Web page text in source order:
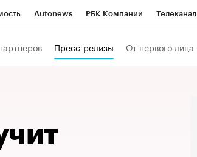
Autonews РБК Компании Телеканал
Пресс-релизы От первого лица